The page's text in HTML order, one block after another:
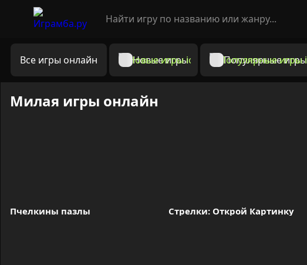
Все игры онлайн Новые игры Популярные игры
Милая игры онлайн
Пчелкины пазлы Стрелки: Открой Картинку